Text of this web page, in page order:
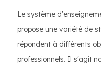
Le système
propose une variété de
répondent à différents
professionnels. Il s'agit